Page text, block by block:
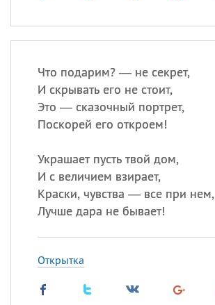
Что подарим? — не секрет,
И скрывать его не стоит,
Это — сказочный портрет,
Поскорей его откроем!
Украшает пусть твой дом,
И с величием взирает,
Краски, чувства — все при нем,
Лучше дара не бывает!
Открытка